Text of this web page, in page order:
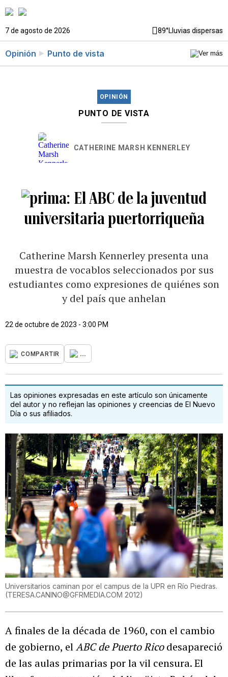
7 de agosto de 2026 89°Lluvias dispersas
Opinión Punto de vista
OPINIÓN
PUNTO DE VISTA
CATHERINE MARSH KENNERLEY
El ABC de la juventud
universitaria puertorriqueña
Catherine Marsh Kennerley presenta una
muestra de vocablos seleccionados por sus
estudiantes como expresiones de quiénes son
y del país que anhelan
22 de octubre de 2023 - 3:00 PM
COMPARTIR ...
Las opiniones expresadas en este artículo son únicamente
del autor y no reflejan las opiniones y creencias de El Nuevo
Día o sus afiliados.
Universitarios caminan por el campus de la UPR en Río Piedras.
(TERESA.CANINO@GFRMEDIA.COM 2012)
A finales de la década de 1960, con el cambio
de gobierno, elABC de Puerto Ricodesapareció
de las aulas primarias por la vil censura. El